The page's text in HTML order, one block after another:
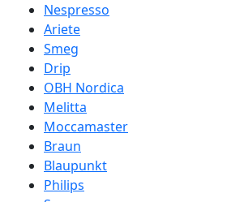
Nespresso
Ariete
Smeg
Drip
OBH Nordica
Melitta
Moccamaster
Braun
Blaupunkt
Philips